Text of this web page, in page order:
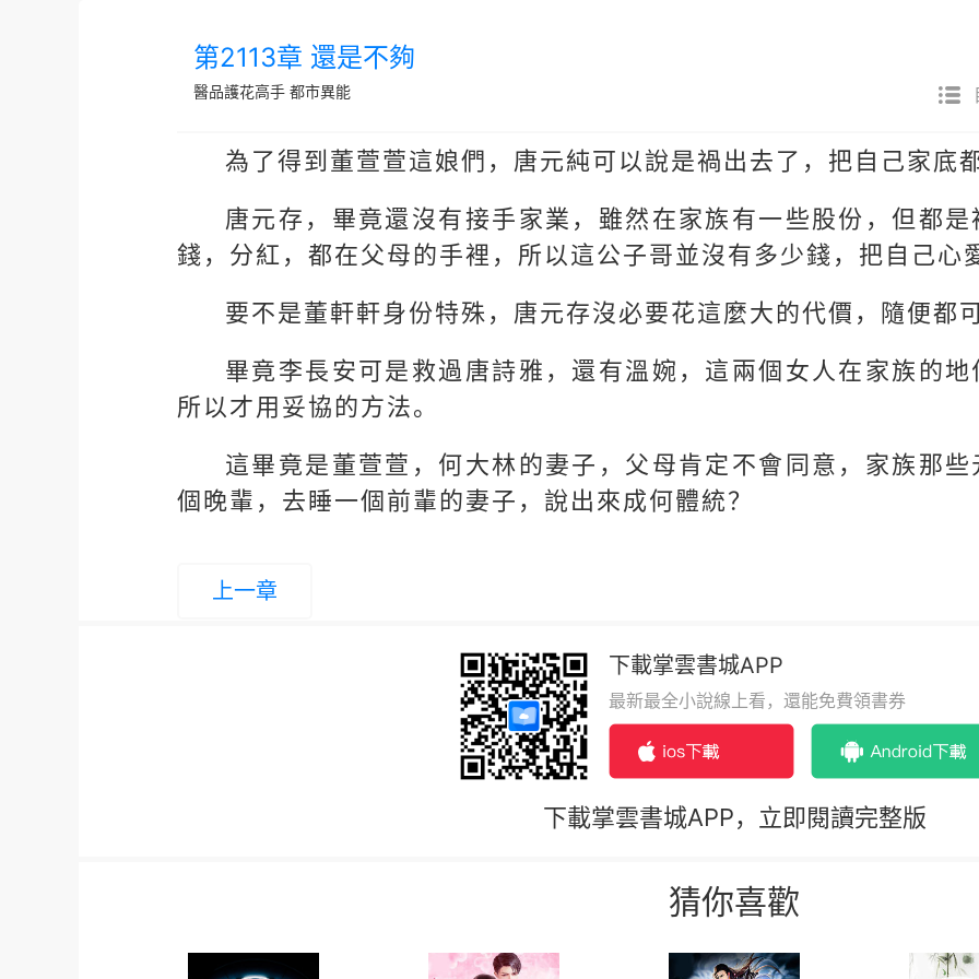
第2113章 還是不夠
醫品護花高手 都市異能
為了得到董萱萱這娘們，唐元純可以說是禍出去了，把自己家底
唐元存，畢竟還沒有接手家業，雖然在家族有一些股份，但都
錢，分紅，都在父母的手裡，所以這公子哥並沒有多少錢，把自己心
要不是董軒軒身份特殊，唐元存沒必要花這麼大的代價，隨便都
畢竟李長安可是救過唐詩雅，還有溫婉，這兩個女人在家族的
所以才用妥協的方法。
這畢竟是董萱萱，何大林的妻子，父母肯定不會同意，家族那
個晚輩，去睡一個前輩的妻子，說出來成何體統？
上一章
下載掌雲書城APP
最新最全小說線上看，還能免費領書券
下載掌雲書城APP，立即閱讀完整版
猜你喜歡